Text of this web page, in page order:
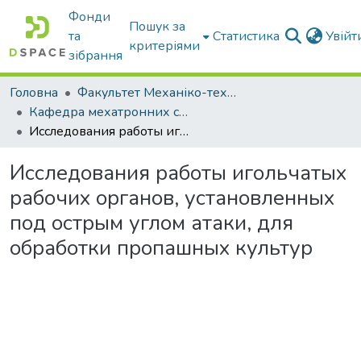
Фонди
та
зібрання
Пошук за
критеріями
Статистика
Головна
Факультет Механіко-технологічний
Кафедра мехатронних систем тракторів та сільскогосподарських машин
Исследования работы игольчатых рабочих органов, установленных под острым углом атаки, для обработки пропашных культур
Исследования работы игольчатых
рабочих органов, установленных
под острым углом атаки, для
обработки пропашных культур